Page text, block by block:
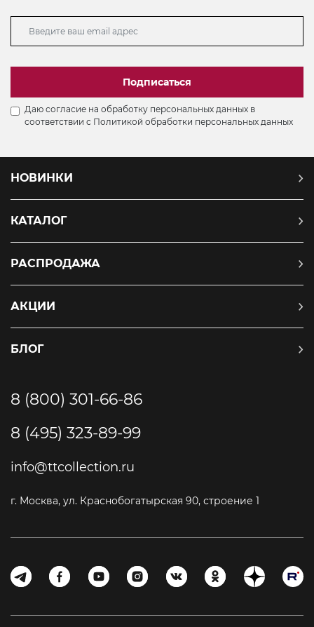
Подписаться
Даю согласие на обработку персональных данных в
соответствии с Политикой обработки персональных данных
НОВИНКИ
КАТАЛОГ
РАСПРОДАЖА
АКЦИИ
БЛОГ
8 (800) 301-66-86
8 (495) 323-89-99
info@ttcollection.ru
г. Москва, ул. Краснобогатырская 90, строение 1